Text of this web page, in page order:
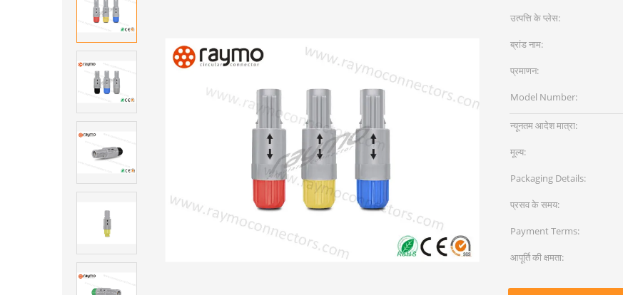
उत्पत्ति के प्लेस:
ब्रांड नाम:
प्रमाणन:
Model Number:
न्यूनतम आदेश मात्रा:
मूल्य:
Packaging Details:
प्रसव के समय:
Payment Terms:
आपूर्ति की क्षमता: